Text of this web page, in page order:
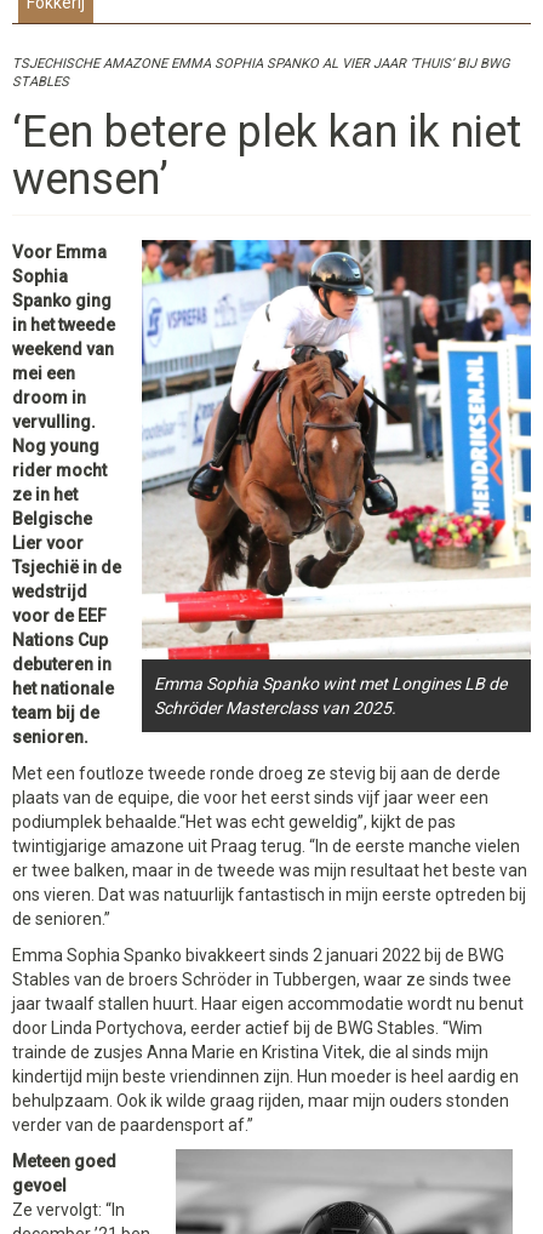
TSJECHISCHE AMAZONE EMMA SOPHIA SPANKO AL VIER JAAR ‘THUIS’ BIJ BWG
STABLES
‘Een betere plek kan ik niet
wensen’
Emma Sophia Spanko wint met Longines LB de
Schröder Masterclass van 2025.
Voor Emma
Sophia
Spanko ging
in het tweede
weekend van
mei een
droom in
vervulling.
Nog young
rider mocht
ze in het
Belgische
Lier voor
Tsjechië in de
wedstrijd
voor de EEF
Nations Cup
debuteren in
het nationale
team bij de
senioren.
Met een foutloze tweede ronde droeg ze stevig bij aan de derde
plaats van de equipe, die voor het eerst sinds vijf jaar weer een
podiumplek behaalde.“Het was echt geweldig”, kijkt de pas
twintigjarige amazone uit Praag terug. “In de eerste manche vielen
er twee balken, maar in de tweede was mijn resultaat het beste van
ons vieren. Dat was natuurlijk fantastisch in mijn eerste optreden bij
de senioren.”
Emma Sophia Spanko bivakkeert sinds 2 januari 2022 bij de BWG
Stables van de broers Schröder in Tubbergen, waar ze sinds twee
jaar twaalf stallen huurt. Haar eigen accommodatie wordt nu benut
door Linda Portychova, eerder actief bij de BWG Stables. “Wim
trainde de zusjes Anna Marie en Kristina Vitek, die al sinds mijn
kindertijd mijn beste vriendinnen zijn. Hun moeder is heel aardig en
behulpzaam. Ook ik wilde graag rijden, maar mijn ouders stonden
verder van de paardensport af.”
Meteen goed
gevoel
Ze vervolgt: “In